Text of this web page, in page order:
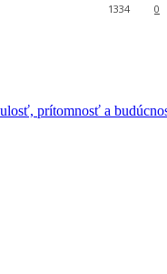
0
1334